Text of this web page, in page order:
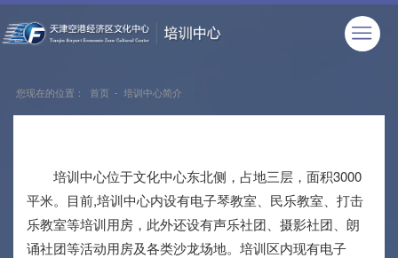
您现在的位置： 首页 - 培训中心简介
培训中心位于文化中心东北侧，占地三层，面积3000
平米。目前,培训中心内设有电子琴教室、民乐教室、打击
乐教室等培训用房，此外还设有声乐社团、摄影社团、朗
诵社团等活动用房及各类沙龙场地。培训区内现有电子